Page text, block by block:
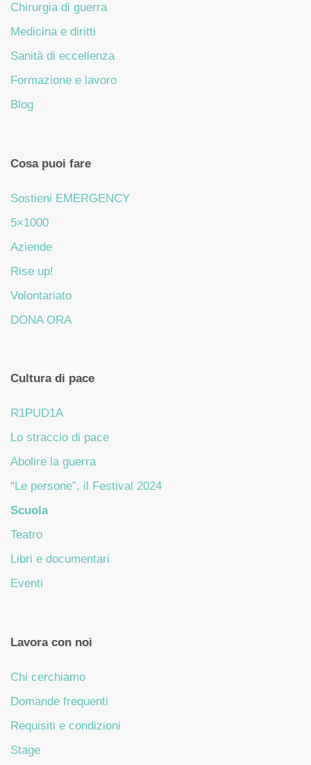
Chirurgia di guerra
Medicina e diritti
Sanità di eccellenza
Formazione e lavoro
Blog
Cosa puoi fare
Sostieni EMERGENCY
5×1000
Aziende
Rise up!
Volontariato
DONA ORA
Cultura di pace
R1PUD1A
Lo straccio di pace
Abolire la guerra
“Le persone”, il Festival 2024
Scuola
Teatro
Libri e documentari
Eventi
Lavora con noi
Chi cerchiamo
Domande frequenti
Requisiti e condizioni
Stage